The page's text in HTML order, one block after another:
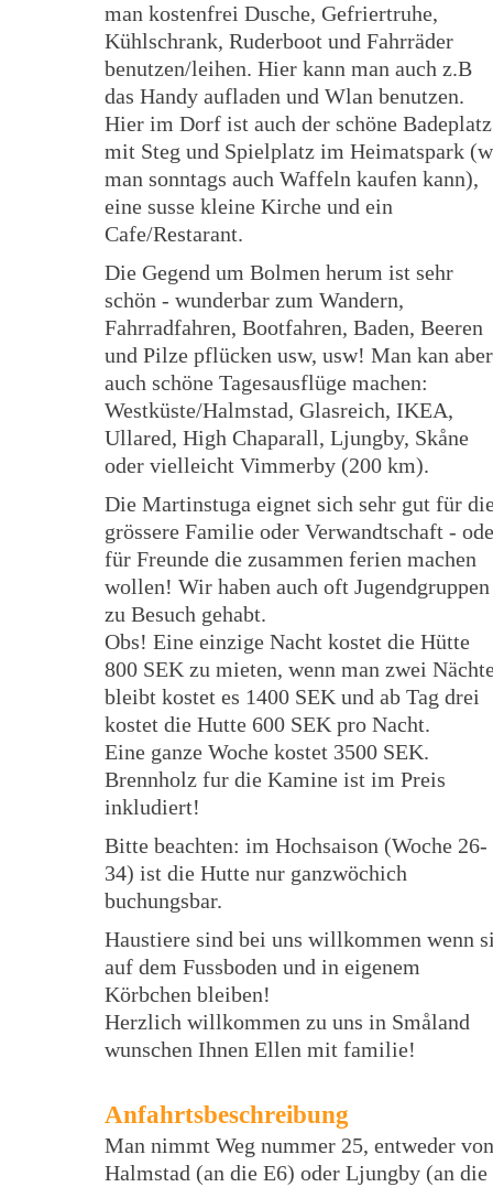
man kostenfrei Dusche, Gefriertruhe,
Kühlschrank, Ruderboot und Fahrräder
benutzen/leihen. Hier kann man auch z.B
das Handy aufladen und Wlan benutzen.
Hier im Dorf ist auch der schöne Badeplatz
mit Steg und Spielplatz im Heimatspark
man sonntags auch Waffeln kaufen kann),
eine susse kleine Kirche und ein
Cafe/Restarant.
Die Gegend um Bolmen herum ist sehr
schön - wunderbar zum Wandern,
Fahrradfahren, Bootfahren, Baden, Beeren
und Pilze pflücken usw, usw! Man kan aber
auch schöne Tagesausflüge machen:
Westküste/Halmstad, Glasreich, IKEA,
Ullared, High Chaparall, Ljungby, Skåne
oder vielleicht Vimmerby (200 km).
Die Martinstuga eignet sich sehr gut für
grössere Familie oder Verwandtschaft -
für Freunde die zusammen ferien machen
wollen! Wir haben auch oft Jugendgruppen
zu Besuch gehabt.
Obs! Eine einzige Nacht kostet die Hütte
800 SEK zu mieten, wenn man zwei
bleibt kostet es 1400 SEK und ab Tag drei
kostet die Hutte 600 SEK pro Nacht.
Eine ganze Woche kostet 3500 SEK.
Brennholz fur die Kamine ist im Preis
inkludiert!
Bitte beachten: im Hochsaison (Woche 26-
34) ist die Hutte nur ganzwöchich
buchungsbar.
Haustiere sind bei uns willkommen wenn
auf dem Fussboden und in eigenem
Körbchen bleiben!
Herzlich willkommen zu uns in Småland
wunschen Ihnen Ellen mit familie!
Anfahrtsbeschreibung
Man nimmt Weg nummer 25, entweder von
Halmstad (an die E6) oder Ljungby (an die